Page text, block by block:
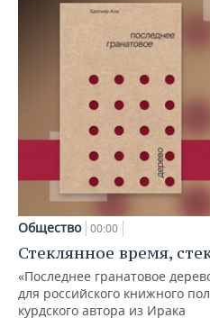
Общество 00:00
Стеклянное время,
«Последнее гранатовое
для российского книжного
курдского автора из Ирака